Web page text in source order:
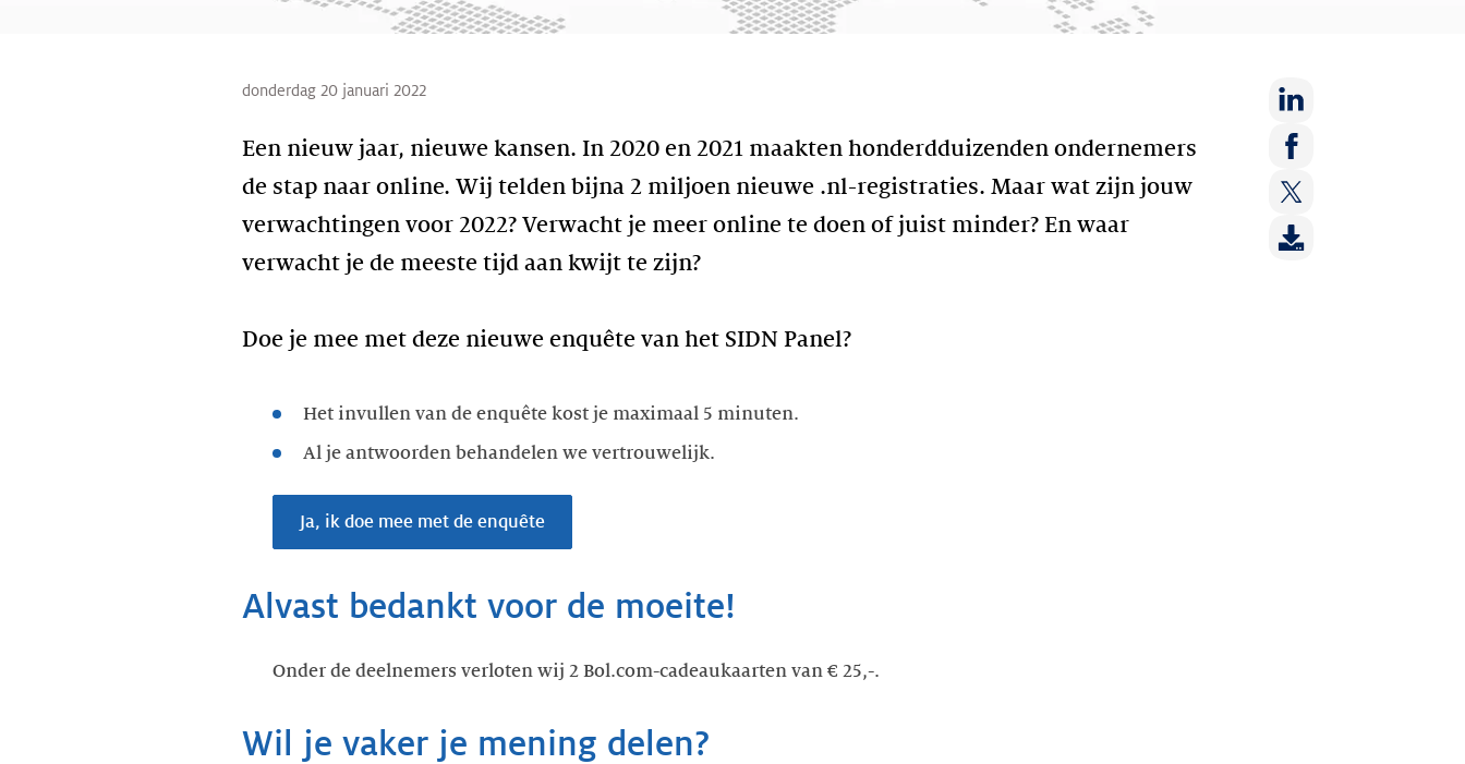
donderdag 20 januari 2022
Een nieuw jaar, nieuwe kansen. In 2020 en 2021 maakten honderdduizenden ondernemers
de stap naar online. Wij telden bijna 2 miljoen nieuwe .nl-registraties. Maar wat zijn jouw
verwachtingen voor 2022? Verwacht je meer online te doen of juist minder? En waar
verwacht je de meeste tijd aan kwijt te zijn?
Doe je mee met deze nieuwe enquête van het SIDN Panel?
Deel
op:
LinkedIn
Deel
op:
Facebook
Deel
op:
Het invullen van de enquête kost je maximaal 5 minuten.
Al je antwoorden behandelen we vertrouwelijk.
Ja, ik doe mee met de enquête
Alvast bedankt voor de moeite!
Onder de deelnemers verloten wij 2 Bol.com-cadeaukaarten van € 25,-.
Wil je vaker je mening delen?